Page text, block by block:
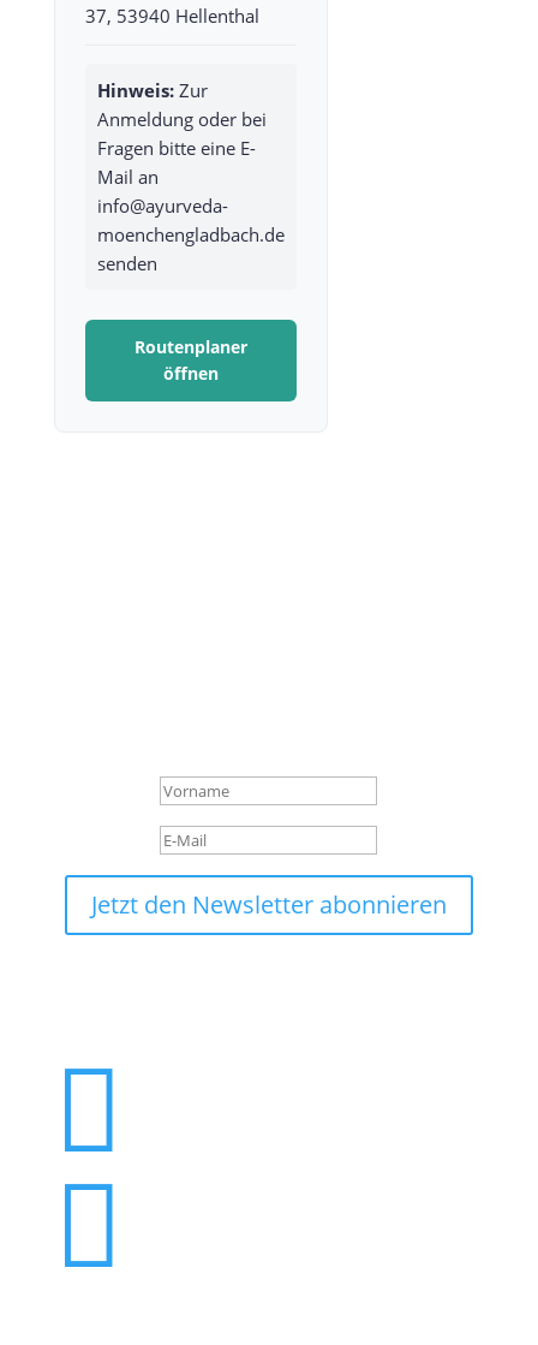
37, 53940 Hellenthal
Hinweis:Zur
Anmeldung oder bei
Fragen bitte eine E-
Mail an
info@ayurveda-
moenchengladbach.de
senden
Routenplaner
öffnen
Jetzt den Newsletter abonnieren

